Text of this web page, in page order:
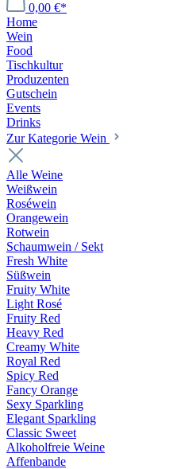
0,00 €*
Home
Wein
Food
Tischkultur
Produzenten
Gutschein
Events
Drinks
Zur Kategorie Wein
Alle Weine
Weißwein
Roséwein
Orangewein
Rotwein
Schaumwein / Sekt
Fresh White
Süßwein
Fruity White
Light Rosé
Fruity Red
Heavy Red
Creamy White
Royal Red
Spicy Red
Fancy Orange
Sexy Sparkling
Elegant Sparkling
Classic Sweet
Alkoholfreie Weine
Affenbande